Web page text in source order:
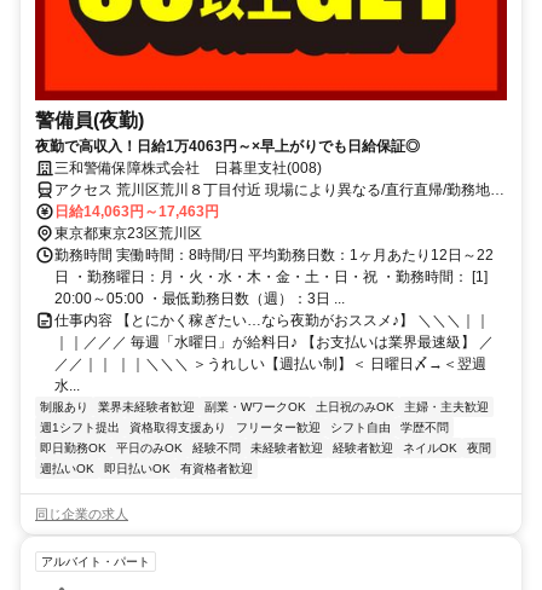
警備員(夜勤)
夜勤で高収入！日給1万4063円～×早上がりでも日給保証◎
三和警備保障株式会社 日暮里支社(008)
アクセス 荒川区荒川８丁目付近 現場により異なる/直行直帰/勤務地相
談可 ■電話面接■来社不要■即日勤務
日給14,063円～17,463円
東京都東京23区荒川区
勤務時間 実働時間：8時間/日 平均勤務日数：1ヶ月あたり12日～22
日 ・勤務曜日：月・火・水・木・金・土・日・祝 ・勤務時間： [1]
20:00～05:00 ・最低勤務日数（週）：3日 ...
仕事内容 【とにかく稼ぎたい…なら夜勤がおススメ♪】 ＼＼＼｜｜
｜｜／／／ 毎週「水曜日」が給料日♪ 【お支払いは業界最速級】 ／
／／｜｜ ｜｜＼＼＼ ＞うれしい【週払い制】＜ 日曜日〆→＜翌週
水...
制服あり 業界未経験者歓迎 副業・WワークOK 土日祝のみOK
主婦・主夫歓迎
週1シフト提出
資格取得支援あり フリーター歓迎 シフト自由
学歴不問
即日勤務OK
平日のみOK 経験不問 未経験者歓迎 経験者歓迎 ネイルOK
夜間
週払いOK
即日払いOK 有資格者歓迎
同じ企業の求人
アルバイト・パート